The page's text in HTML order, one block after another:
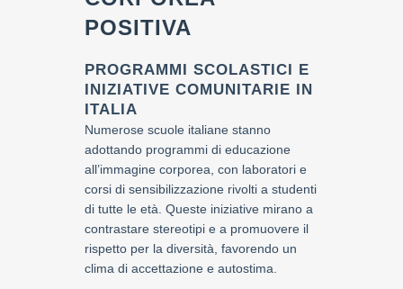
POSITIVA
PROGRAMMI SCOLASTICI E
INIZIATIVE COMUNITARIE IN
ITALIA
Numerose scuole italiane stanno
adottando programmi di educazione
all’immagine corporea, con laboratori e
corsi di sensibilizzazione rivolti a studenti
di tutte le età. Queste iniziative mirano a
contrastare stereotipi e a promuovere il
rispetto per la diversità, favorendo un
clima di accettazione e autostima.